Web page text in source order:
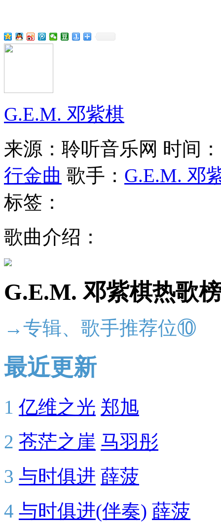
G.E.M. 邓紫棋
来源：聆听音乐网 时间
行金曲 歌手： G.E.M. 邓
标签：
歌曲介绍：
G.E.M. 邓紫棋热歌
→专辑、歌手推荐位⑩
最近更新
1 亿维之光 郑旭
2 苍茫之崖 马羽彤
3 与时俱进 薛菠
4 与时俱进(伴奏) 薛菠